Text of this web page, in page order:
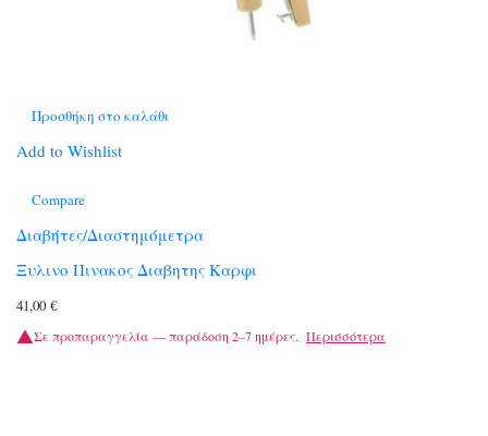
Προσθήκη στο καλάθι
Add to Wishlist
Compare
Διαβήτες/Διαστημόμετρα
Ξυλινο Πινακος Διαβητης Καρφι
41,00 €
Σε προπαραγγελία — παράδοση 2–7 ημέρες. Περισσότερα